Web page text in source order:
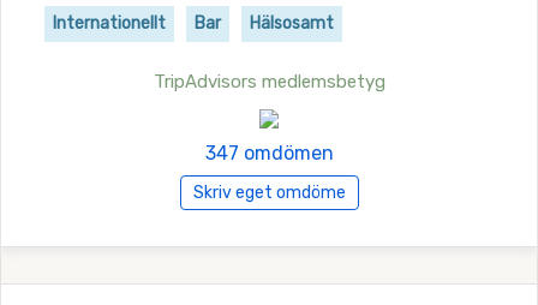
Internationellt Bar Hälsosamt
TripAdvisors medlemsbetyg
347 omdömen
Skriv eget omdöme